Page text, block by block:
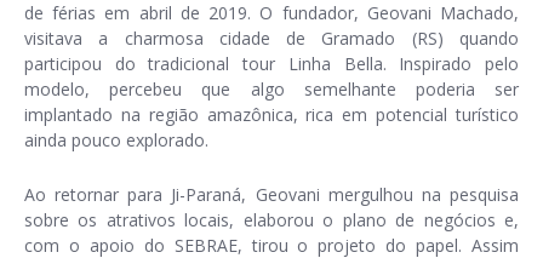
de férias em abril de 2019. O fundador, Geovani Machado,
visitava a charmosa cidade de Gramado (RS) quando
participou do tradicional tour Linha Bella. Inspirado pelo
modelo, percebeu que algo semelhante poderia ser
implantado na região amazônica, rica em potencial turístico
ainda pouco explorado.
Ao retornar para Ji-Paraná, Geovani mergulhou na pesquisa
sobre os atrativos locais, elaborou o plano de negócios e,
com o apoio do SEBRAE, tirou o projeto do papel. Assim